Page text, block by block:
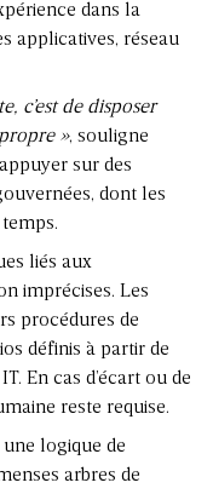
dans la
applicatives, réseau
c’est de disposer
», souligne
sur des
dont les
liés aux
imprécises. Les
procédures de
définis à partir de
En cas d’écart ou de
reste requise.
logique de
arbres de